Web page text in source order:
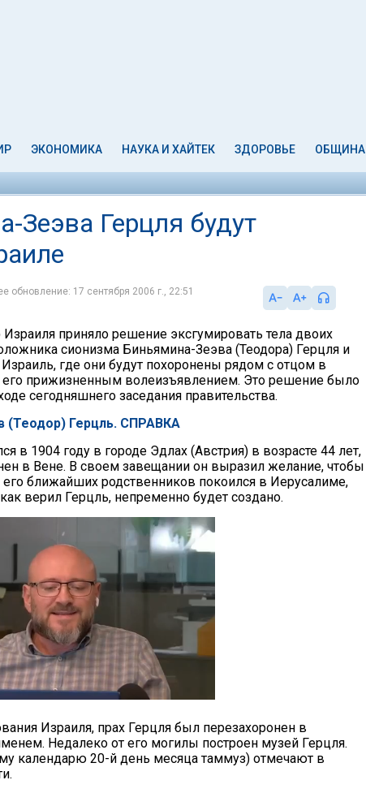
ЭКОНОМИКА НАУКА И ХАЙТЕК ЗДОРОВЬЕ ОБЩИНА
Зеэва Герцля будут
обновление: 17 сентября 2006 г., 22:51
Израиля приняло решение эксгумировать тела двоих
сионизма Биньямина-Зеэва (Теодора) Герцля и
Израиль, где они будут похоронены рядом с отцом в
его прижизненным волеизъявлением. Это решение было
сегодняшнего заседания правительства.
(Теодор) Герцль. СПРАВКА
в 1904 году в городе Эдлах (Австрия) в возрасте 44 лет,
в Вене. В своем завещании он выразил желание, чтобы
его ближайших родственников покоился в Иерусалиме,
верил Герцль, непременно будет создано.
Израиля, прах Герцля был перезахоронен в
Недалеко от его могилы построен музей Герцля.
календарю 20-й день месяца таммуз) отмечают в